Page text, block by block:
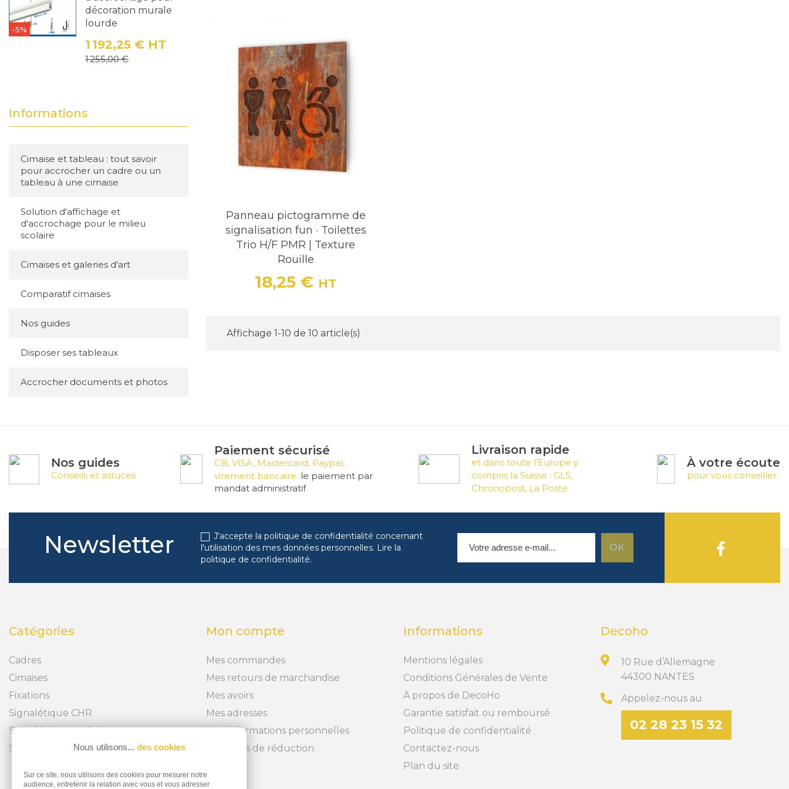
-5%
décoration murale
lourde
Prix
1 192,25 € HT
Prix de base
1 255,00 €
Informations
Cimaise et tableau : tout savoir
pour accrocher un cadre ou un
tableau à une cimaise
Solution d'affichage et
d'accrochage pour le milieu
scolaire
Cimaises et galeries d'art
Comparatif cimaises
Nos guides
Disposer ses tableaux
Accrocher documents et photos
besoins spécifiques et enrichir votre décoration intérieure ou extérieure.
Panneau pictogramme de
signalisation fun · Toilettes
Trio H/F PMR | Texture
Rouille
Prix
18,25 € HT
Affichage 1-10 de 10 article(s)
Nos guides
Conseils et astuces
Paiement sécurisé
CB, VISA, Mastercard, Paypal,
virement bancaire. le paiement par
mandat administratif
Livraison rapide
et dans toute l’Europe y
compris la Suisse : GLS,
Chronopost, La Poste
À votre écoute
pour vous conseiller
Newsletter
J'accepte la politique de confidentialité concernant
l'utilisation des mes données personnelles. Lire la
politique de confidentialité.
Catégories
Cadres
Cimaises
Fixations
Signalétique CHR
Signalétique extérieure
Signalétique intérieure
Mon compte
Mes commandes
Mes retours de marchandise
Mes avoirs
Mes adresses
Mes informations personnelles
Mes bons de réduction
Informations
Mentions légales
Conditions Générales de Vente
À propos de DecoHo
Garantie satisfait ou remboursé
Politique de confidentialité
Contactez-nous
Plan du site
Decoho
10 Rue d’Allemagne
44300 NANTES
Appelez-nous au
02 28 23 15 32
Nous utilisons... des cookies
Sur ce site, nous utilisons des cookies pour mesurer notre
audience, entretenir la relation avec vous et vous adresser